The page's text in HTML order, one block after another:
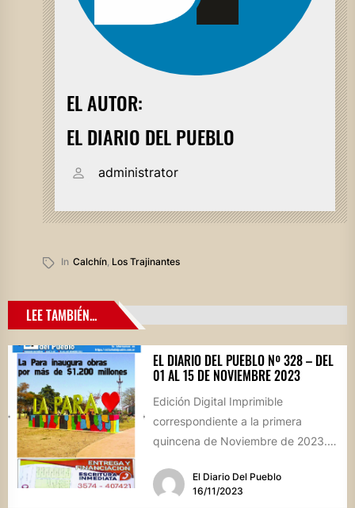
EL AUTOR:
EL DIARIO DEL PUEBLO
administrator
In Calchín, Los Trajinantes
LEE TAMBIÉN...
EL DIARIO DEL PUEBLO Nº 328 – DEL
01 AL 15 DE NOVIEMBRE 2023
Edición Digital Imprimible
correspondiente a la primera
quincena de Noviembre de 2023.
envíanos un...El Diario Del Pueblo
16/11/2023